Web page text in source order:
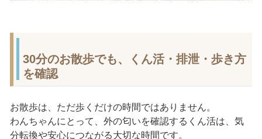
30分のお散歩でも、くん活・排泄・歩き方
を確認
お散歩は、ただ歩くだけの時間ではありません。
わんちゃんにとって、外の匂いを確認するくん活は、気
分転換や安心につながる大切な時間です。